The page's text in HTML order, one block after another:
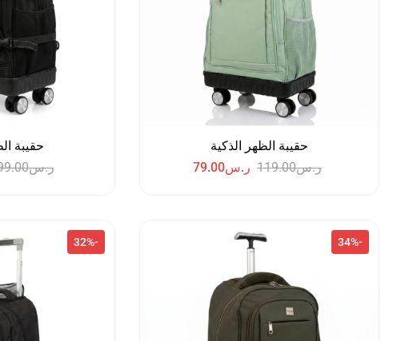
حقيبة الظهر الذكية
ر.س119.00 ر.س79.00
حقيبة
ر.س
-34%
-32%